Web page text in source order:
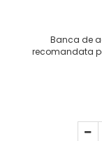
Banca de
recomandata